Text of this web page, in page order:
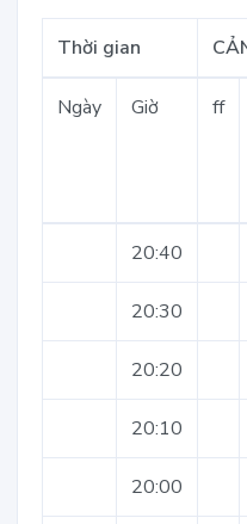
Thời gian
Ngày Giờ ff
20:40
20:30
20:20
20:10
20:00